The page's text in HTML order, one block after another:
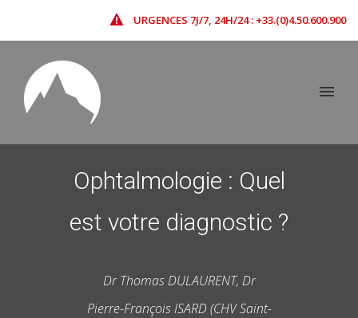
URGENCES 7J/7, 24H/24 : +33.(0)4.50.600.900
Ophtalmologie : Quel
est votre diagnostic ?
Dr Thomas DULAURENT, Dr
Pierre-François ISARD (CHV Saint-